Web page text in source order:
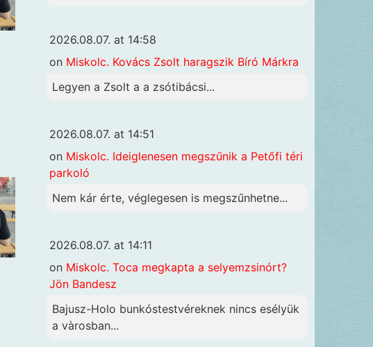
2026.08.07. at 14:58
on Miskolc. Kovács Zsolt haragszik Bíró Márkra
Legyen a Zsolt a a zsótibácsi...
2026.08.07. at 14:51
on Miskolc. Ideiglenesen megszűnik a Petőfi téri
parkoló
Nem kár érte, véglegesen is megszűnhetne...
2026.08.07. at 14:11
on Miskolc. Toca megkapta a selyemzsinórt?
Jön Bandesz
Bajusz-Holo bunkóstestvéreknek nincs esélyük
a vàrosban...